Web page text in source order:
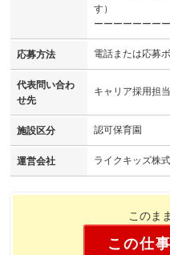
す）
ーーーーーーー
応募方法 電話または応募
代表問い合わ
せ先
キャリア採用担
施設区分 認可保育園
運営会社 ライクキッズ株
このま
この仕